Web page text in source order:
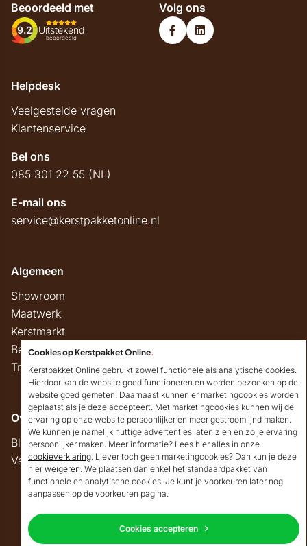
Beoordeeld met
9.2 Uitstekend
beoordeeld
Volg ons
Helpdesk
Veelgestelde vragen
Klantenservice
Bel ons
085 301 22 55 (NL)
E-mail ons
service@kerstpakketonline.nl
Algemeen
Showroom
Maatwerk
Kerstmarkt
Belastingregels
Track & Trace
Overig
Blog
Vacatures
Copyright © 2026 Kerstpakket Online
PrivacyAlgemene voorwaardenDisclaimerSitemap
Goedendag!
Mocht ik je ergens mee
kunnen helpen, dan
verneem ik dat graag.
Cookies op Kerstpakket Online.
Kerstpakket Online gebruikt zowel functionele als analytische cookies.
Hierdoor kan de website goed functioneren en worden bezoeken op de
website goed gemeten. Daarnaast kunnen er marketingcookies worden
geplaatst als je deze accepteert. Met marketingcookies kunnen wij de
ervaring op onze website persoonlijker en meer gestroomlijnd maken.
We kunnen je namelijk nuttige advertenties laten zien en zo je ervaring
persoonlijker maken. Meer informatie? Lees hier alles in onze
cookieverklaring. Liever toch geen marketingcookies? Dan kun je deze
hier weigeren. We plaatsen dan enkel het standaardpakket van
functionele en analytische cookies. Je kunt je voorkeuren later nog
aanpassen op de voorkeuren pagina.
Cookies accepteren